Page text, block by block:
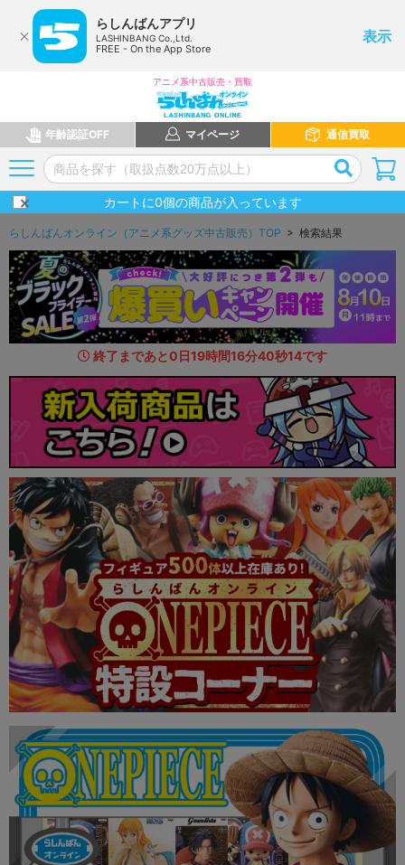
らしんばんアプリ
LASHINBANG Co.,Ltd.
FREE - On the App Store
表示
アニメ系中古販売・買取
年齢認証OFF マイページ 通信買取
カートに0個の商品が入っています
らしんばんオンライン（アニメ系グッズ中古販売）TOP > 検索結果
終了まであと0日19時間16分38秒64です